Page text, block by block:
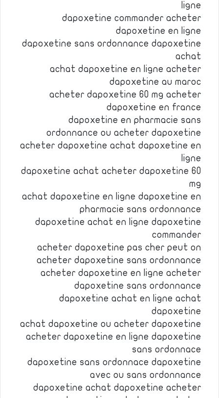
ligne
dapoxetine commander acheter
dapoxetine en ligne
dapoxetine sans ordonnance dapoxetine
achat
achat dapoxetine en ligne acheter
dapoxetine au maroc
acheter dapoxetine 60 mg acheter
dapoxetine en france
dapoxetine en pharmacie sans
ordonnance ou acheter dapoxetine
acheter dapoxetine achat dapoxetine en
ligne
dapoxetine achat acheter dapoxetine 60
mg
achat dapoxetine en ligne dapoxetine en
pharmacie sans ordonnance
dapoxetine achat en ligne dapoxetine
commander
acheter dapoxetine pas cher peut on
acheter dapoxetine sans ordonnance
acheter dapoxetine en ligne acheter
dapoxetine sans ordonnance
dapoxetine achat en ligne achat
dapoxetine
achat dapoxetine ou acheter dapoxetine
acheter dapoxetine en ligne dapoxetine
sans ordonnace
dapoxetine sans ordonnace dapoxetine
avec ou sans ordonnance
dapoxetine achat dapoxetine acheter